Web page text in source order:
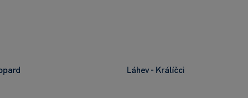
Láhev - Králíčci